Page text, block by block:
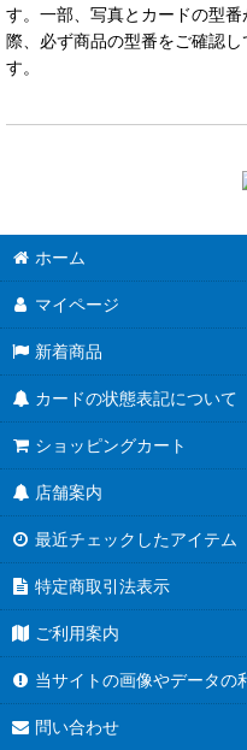
す。一部、写真とカードの型
際、必ず商品の型番をご確認
す。
ホーム
マイページ
新着商品
カードの状態表記について
ショッピングカート
店舗案内
最近チェックしたアイテム
特定商取引法表示
ご利用案内
当サイトの画像やデータの
問い合わせ